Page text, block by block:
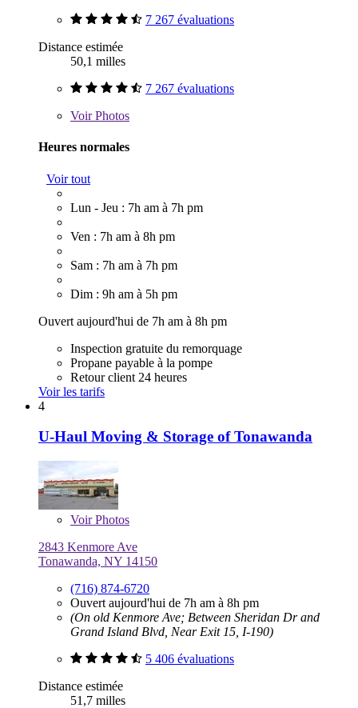
7 267 évaluations
Distance estimée
50,1 milles
7 267 évaluations
VoirPhotos
Heures normales
Voir tout
Lun - Jeu : 7h am à 7h pm
Ven : 7h am à 8h pm
Sam : 7h am à 7h pm
Dim : 9h am à 5h pm
Ouvert aujourd'hui de 7h am à 8h pm
Inspection gratuite du remorquage
Propane payable à la pompe
Retour client 24 heures
Voir les tarifs
4
U-Haul Moving & Storage of Tonawanda
VoirPhotos
2843 Kenmore Ave
Tonawanda, NY 14150
(716) 874-6720
Ouvert aujourd'hui de 7h am à 8h pm
(On old Kenmore Ave; Between Sheridan Dr and
Grand Island Blvd, Near Exit 15, I-190)
5 406 évaluations
Distance estimée
51,7 milles